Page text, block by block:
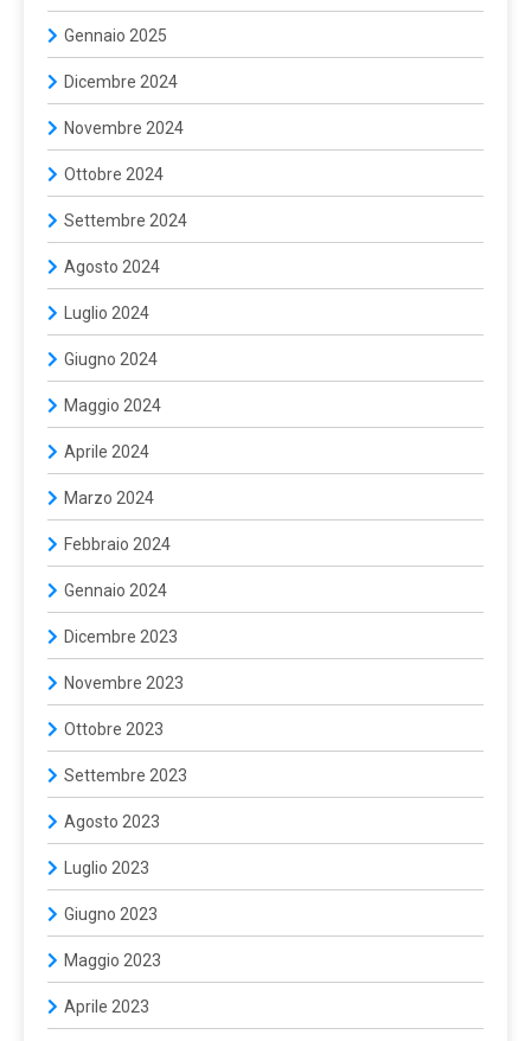
Gennaio 2025
Dicembre 2024
Novembre 2024
Ottobre 2024
Settembre 2024
Agosto 2024
Luglio 2024
Giugno 2024
Maggio 2024
Aprile 2024
Marzo 2024
Febbraio 2024
Gennaio 2024
Dicembre 2023
Novembre 2023
Ottobre 2023
Settembre 2023
Agosto 2023
Luglio 2023
Giugno 2023
Maggio 2023
Aprile 2023